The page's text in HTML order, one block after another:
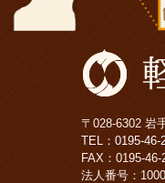
〒028-6302 岩
TEL： 0195-46-
FAX：0195-46-
法人番号：